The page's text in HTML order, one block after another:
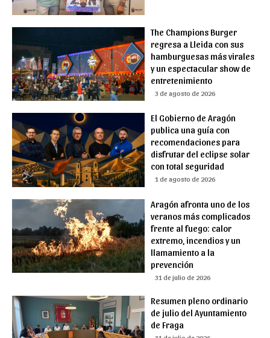
The Champions Burger
regresa a Lleida con sus
hamburguesas más virales
y un espectacular show de
entretenimiento
3 de agosto de 2026
El Gobierno de Aragón
publica una guía con
recomendaciones para
disfrutar del eclipse solar
con total seguridad
1 de agosto de 2026
Aragón afronta uno de los
veranos más complicados
frente al fuego: calor
extremo, incendios y un
llamamiento a la
prevención
31 de julio de 2026
Resumen pleno ordinario
de julio del Ayuntamiento
de Fraga